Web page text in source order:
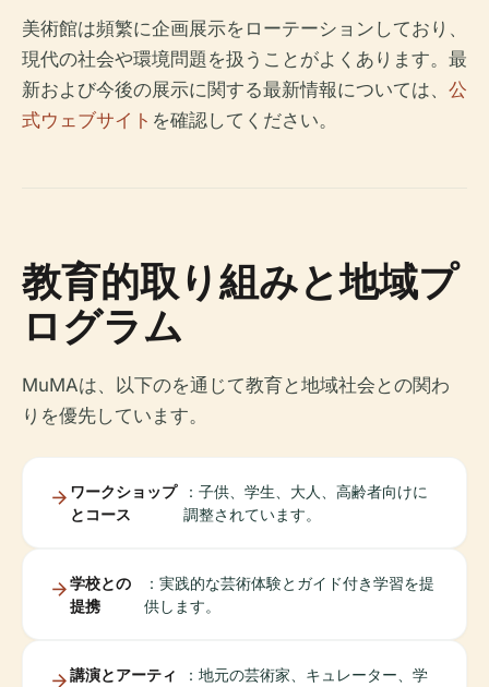
美術館は頻繁に企画展示をローテーションしており、
現代の社会や環境問題を扱うことがよくあります。最
新および今後の展示に関する最新情報については、 公
式ウェブサイト を確認してください。
教育的取り組みと地域プ
ログラム
MuMAは、以下のを通じて教育と地域社会との関わ
りを優先しています。
ワークショップ
とコース
：子供、学生、大人、高齢者向けに
調整されています。
学校との
提携
：実践的な芸術体験とガイド付き学習を提
供します。
講演とアーティ
：地元の芸術家、キュレーター、学